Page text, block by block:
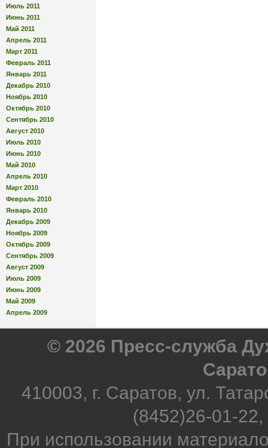
Июль 2011
Июнь 2011
Май 2011
Апрель 2011
Март 2011
Февраль 2011
Январь 2011
Декабрь 2010
Ноябрь 2010
Октябрь 2010
Сентябрь 2010
Август 2010
Июль 2010
Июнь 2010
Май 2010
Апрель 2010
Март 2010
Февраль 2010
Январь 2010
Декабрь 2009
Ноябрь 2009
Октябрь 2009
Сентябрь 2009
Август 2009
Июль 2009
Июнь 2009
Май 2009
Апрель 2009
© 2026 Пресс-служба
410003, г. Саратов, ул.
(8452)26-01-
При использовании